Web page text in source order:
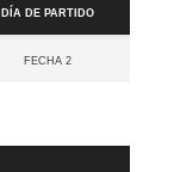
Día de partido
Fecha 2